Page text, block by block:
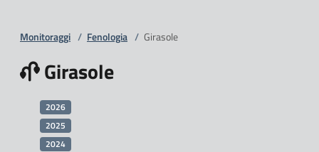
Monitoraggi / Fenologia / Girasole
Girasole
2026
2025
2024